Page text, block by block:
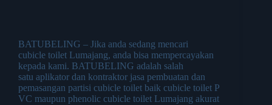
BATUBELING – Jika anda sedang mencari
cubicle toilet Lumajang, anda bisa mempercayakan
kepada kami. BATUBELING adalah salah
satu aplikator dan kontraktor jasa pembuatan dan
pemasangan partisi cubicle toilet baik cubicle toilet P
VC maupun phenolic cubicle toilet Lumajang akurat